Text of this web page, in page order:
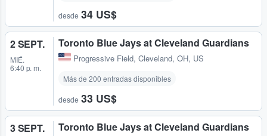
desde 34 US$
2 SEPT.
MIÉ.
6:40 p. m.
Toronto Blue Jays at Cleveland Guardians
Progressive Field, Cleveland, OH, US
Más de 200 entradas disponibles
desde 33 US$
3 SEPT. Toronto Blue Jays at Cleveland Guardians